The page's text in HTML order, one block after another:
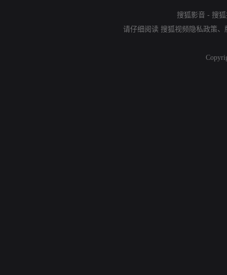
搜狐影音 - 搜
请仔细阅读 搜狐视频隐私政策、